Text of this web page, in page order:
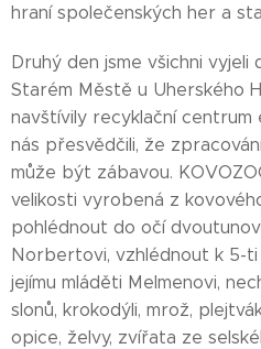
hraní společenských her a
Druhý den jsme všichni vyjeli
Starém Městě u Uherského
navštívily recyklační centrum
nás přesvědčili, že
může být zábavou.
velikosti vyrobená z
pohlédnout do očí
Norbertovi, vzhlédnout k 5-
jejímu mláděti Melmenovi,
slonů, krokodýli, mrož,
opice, želvy, zvířata ze